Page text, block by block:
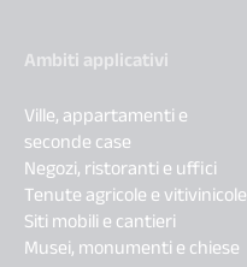
Ambiti applicativi
Ville, appartamenti e
seconde case
Negozi, ristoranti e uffici
Tenute agricole e vitivinicole
Siti mobili e cantieri
Musei, monumenti e chiese